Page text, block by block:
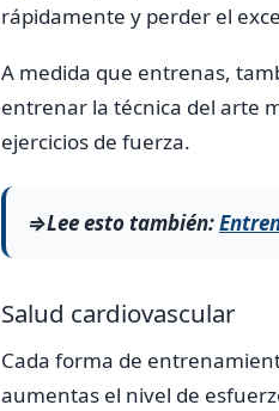
rápidamente y perder el
A medida que entrenas,
entrenar la técnica del arte
ejercicios de fuerza.
⇒Lee esto también:
Salud cardiovascular
Cada forma de
aumentas el nivel de